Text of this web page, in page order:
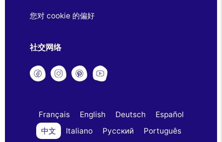
您对 cookie 的偏好
社交网络
Français English Deutsch
Español
中文
Italiano Русский
Português